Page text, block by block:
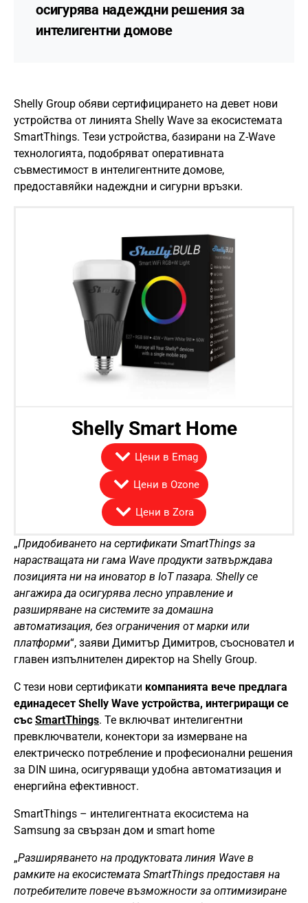
осигурява надеждни решения за
интелигентни домове
Shelly Group обяви сертифицирането на девет нови
устройства от линията Shelly Wave за екосистемата
SmartThings. Тези устройства, базирани на Z-Wave
технологията, подобряват оперативната
съвместимост в интелигентните домове,
предоставяйки надеждни и сигурни връзки.
Shelly Smart Home
Цени в Emag
Цени в Ozone
Цени в Zora
„Придобиването на сертификати SmartThings за
нарастващата ни гама Wave продукти затвърждава
позицията ни на иноватор в IoT пазара. Shelly се
ангажира да осигурява лесно управление и
разширяване на системите за домашна
автоматизация, без ограничения от марки или
платформи“, заяви Димитър Димитров, съосновател и
главен изпълнителен директор на Shelly Group.
С тези нови сертификати компанията вече предлага
единадесет Shelly Wave устройства, интегриращи се
със SmartThings. Те включват интелигентни
превключватели, конектори за измерване на
електрическо потребление и професионални решения
за DIN шина, осигуряващи удобна автоматизация и
енергийна ефективност.
SmartThings – интелигентната екосистема на
Samsung за свързан дом и smart home
„Разширяването на продуктовата линия Wave в
рамките на екосистемата SmartThings предоставя на
потребителите повече възможности за оптимизиране